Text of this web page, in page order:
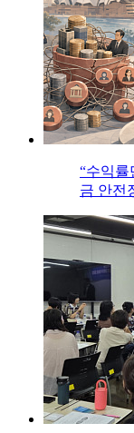
“수익률
금 안전